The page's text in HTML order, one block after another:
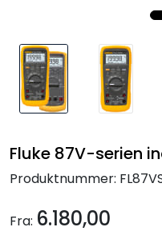
Fluke 87V-serien
Produktnummer:
Fra: 6.180,00
Kampanjer
Outlet